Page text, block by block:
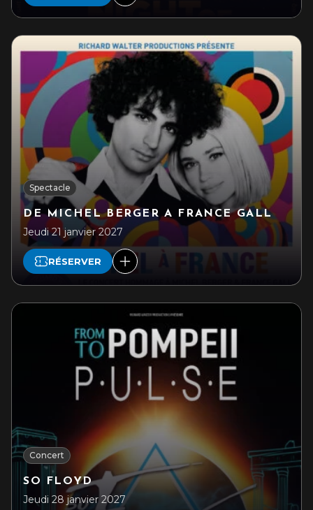
Spectacle
DE MICHEL BERGER A FRANCE GALL
Jeudi 21 janvier 2027
RÉSERVER
Concert
SO FLOYD
Jeudi 28 janvier 2027